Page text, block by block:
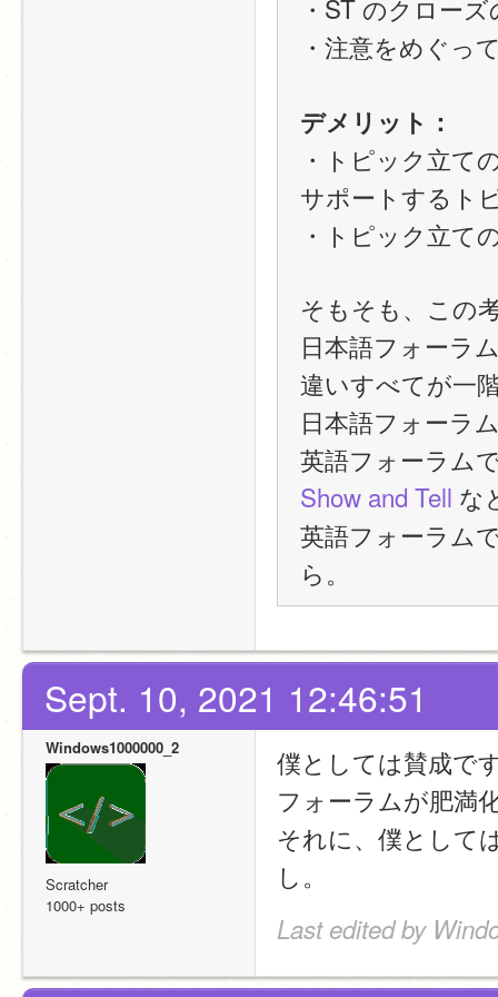
・ST のクロー
・注意をめぐっ
デメリット：
・トピック立て
サポートするト
・トピック立て
そもそも、この
日本語フォーラ
違いすべてが一
日本語フォーラ
英語フォーラム
Show and Tell な
英語フォーラム
ら。
Sept. 10, 2021 12:46:51
Windows1000000_2
Scratcher
1000+ posts
僕としては賛成で
フォーラムが肥満
それに、僕として
し。
Last edited by